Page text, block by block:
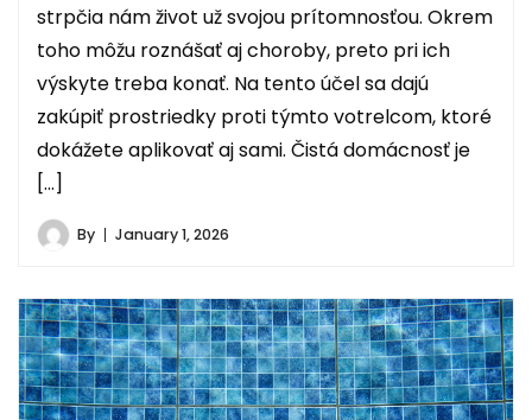
strpčia nám život už svojou prítomnosťou. Okrem
toho môžu roznášať aj choroby, preto pri ich
výskyte treba konať. Na tento účel sa dajú
zakúpiť prostriedky proti týmto votrelcom, ktoré
dokážete aplikovať aj sami. Čistá domácnosť je
[…]
By January 1, 2026